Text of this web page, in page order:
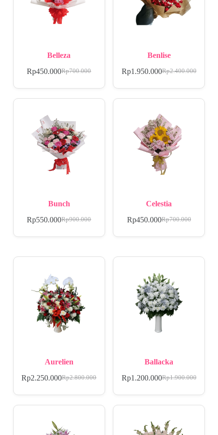
Belleza
Rp700.000
Rp450.000
Benlise
Rp2.400.000
Rp1.950.000
Bunch
Rp900.000
Rp550.000
Celestia
Rp700.000
Rp450.000
Aurelien
Rp2.800.000
Rp2.250.000
Ballacka
Rp1.900.000
Rp1.200.000